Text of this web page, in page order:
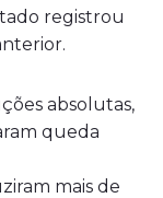
registrou
absolutas,
queda
mais de